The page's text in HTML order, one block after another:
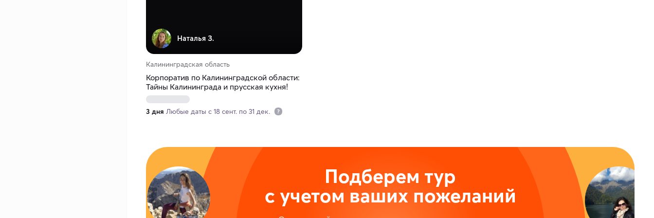
Наталья З.
Калининградская область
Корпоратив по Калининградской области:
Тайны Калининграда и прусская кухня!
3 дня Любые даты с 18 сент. по 31 дек.
Подберем тур
с учетом ваших пожеланий